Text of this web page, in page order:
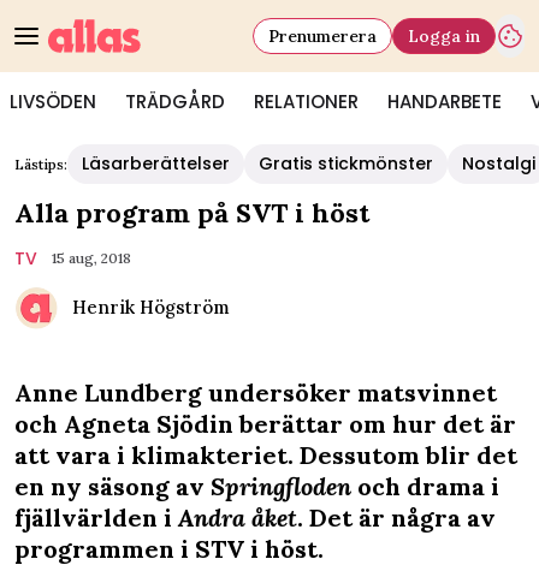
LIVSÖDEN TRÄDGÅRD RELATIONER HANDARBETE
Prenumerera Logga in
Lästips: Läsarberättelser Gratis stickmönster Nostalgi
Alla program på SVT i höst
TV 15 aug, 2018
Henrik Högström
Anne Lundberg undersöker matsvinnet
och Agneta Sjödin berättar om hur det är
att vara i klimakteriet. Dessutom blir det
en ny säsong av Springfloden och drama i
fjällvärlden iAndra åket. Det är några av
programmen i STV i höst.